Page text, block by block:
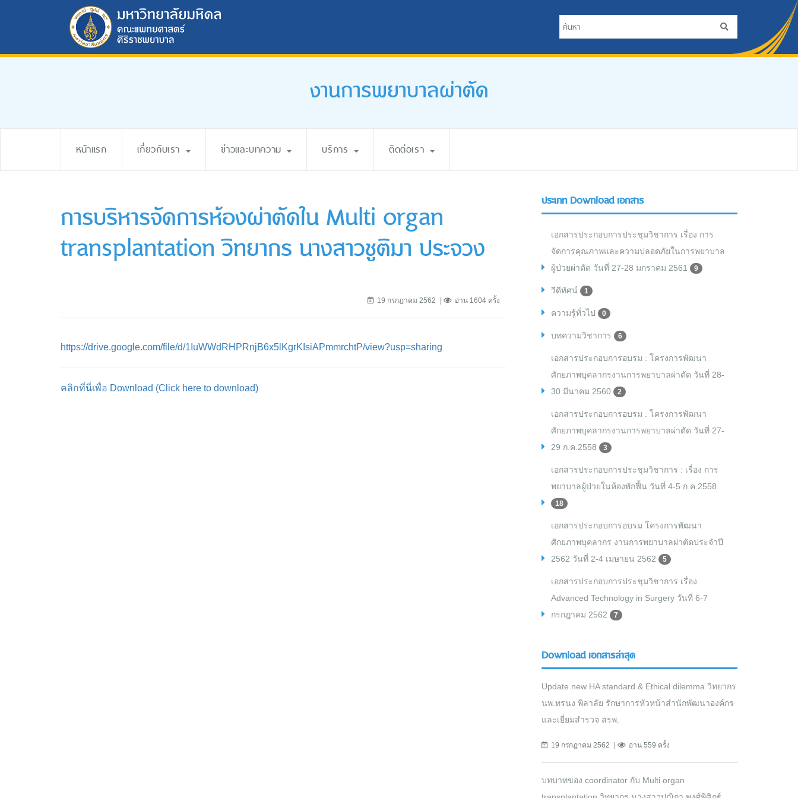
งานการพยาบาลผ่าตัด
หน้าแรก เกี่ยวกับเรา ข่าวและบทความ บริการ ติดต่อเรา
การบริหารจัดการห้องผ่าตัดใน Multi organ
transplantation วิทยากร นางสาวชูติมา ประจวง
19 กรกฎาคม 2562 อ่าน 1604 ครั้ง
https://drive.google.com/file/d/1IuWWdRHPRnjB6x5lKgrKIsiAPmmrchtP/view?usp=sharing
คลิกที่นี่เพื่อ Download (Click here to download)
ประเภท Download เอกสาร
เอกสารประกอบการประชุมวิชาการ เรื่อง การ
จัดการคุณภาพและความปลอดภัยในการพยาบาล
ผู้ป่วยผ่าตัด วันที่ 27-28 มกราคม 2561
9
วีดีทัศน์ 1
ความรู้ทั่วไป 0
บทความวิชาการ 6
เอกสารประกอบการอบรม : โครงการพัฒนา
ศักยภาพบุคลากรงานการพยาบาลผ่าตัด วันที่ 28-
30 มีนาคม 2560
2
เอกสารประกอบการอบรม : โครงการพัฒนา
ศักยภาพบุคลากรงานการพยาบาลผ่าตัด วันที่ 27-
29 ก.ค.2558
3
เอกสารประกอบการประชุมวิชาการ : เรื่อง การ
พยาบาลผู้ป่วยในห้องพักฟื้น วันที่ 4-5 ก.ค.2558
18
เอกสารประกอบการอบรม โครงการพัฒนา
ศักยภาพบุคลากร งานการพยาบาลผ่าตัดประจำปี
2562 วันที่ 2-4 เมษายน 2562
5
เอกสารประกอบการประชุมวิชาการ เรื่อง
Advanced Technology in Surgery วันที่ 6-7
กรกฎาคม 2562
7
Download เอกสารล่าสุด
Update new HA standard & Ethical dilemma วิทยากร
นพ.ทรนง พิลาลัย รักษาการหัวหน้าสำนักพัฒนาองค์กร
และเยี่ยมสำรวจ สรพ.
19 กรกฎาคม 2562 อ่าน 559 ครั้ง
บทบาทของ coordinator กับ Multi organ